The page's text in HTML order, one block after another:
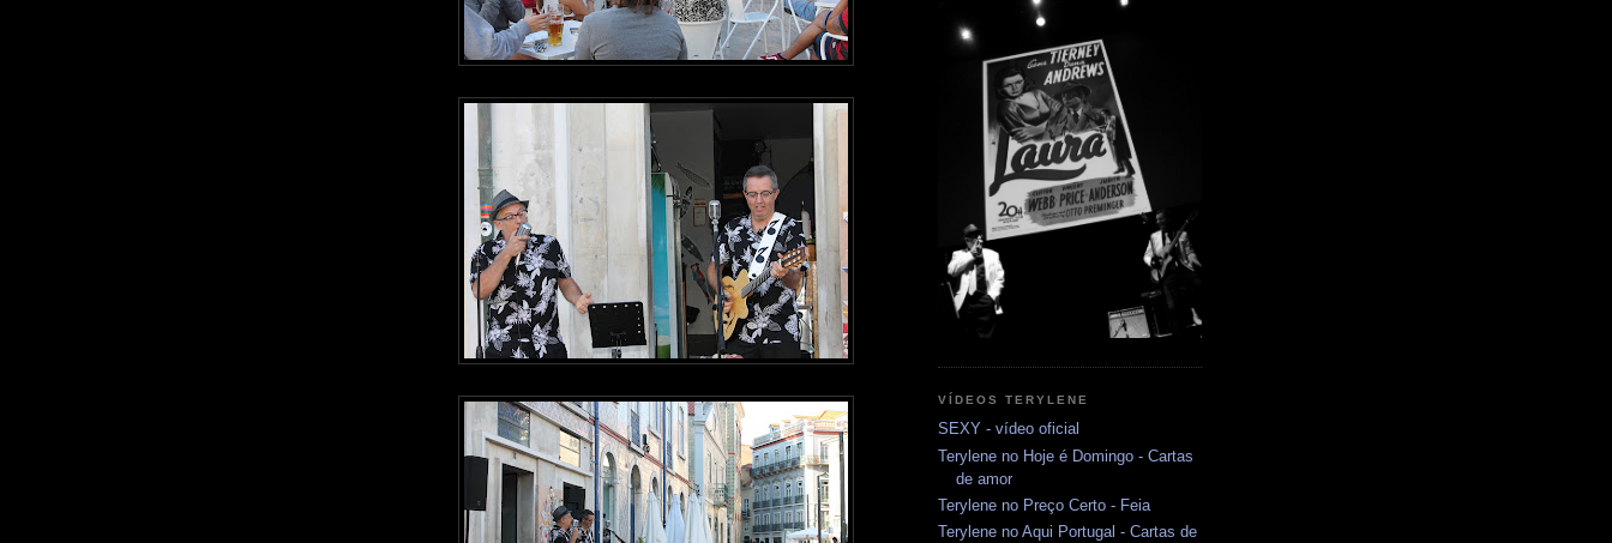
VÍDEOS TERYLENE
SEXY - vídeo oficial
Terylene no Hoje é Domingo - Cartas
de amor
Terylene no Preço Certo - Feia
Terylene no Aqui Portugal - Cartas de